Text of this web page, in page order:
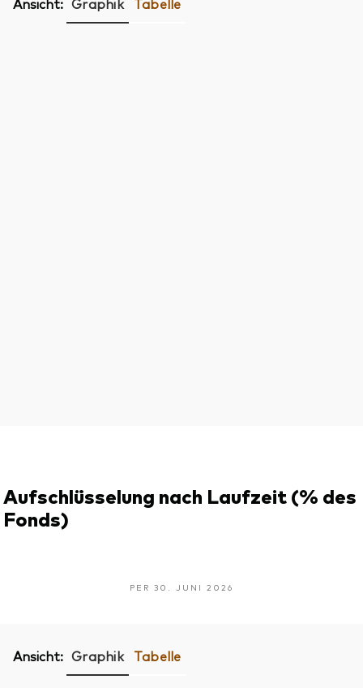
Aufschlüsselung nach Laufzeit (% des
Fonds)
PER 30. JUNI 2026
Ansicht: Graphik Tabelle